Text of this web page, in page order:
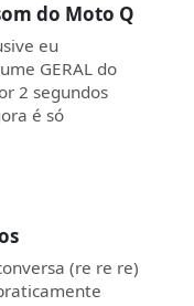
do Moto Q
eu
GERAL do
2 segundos
é só
(re re re)